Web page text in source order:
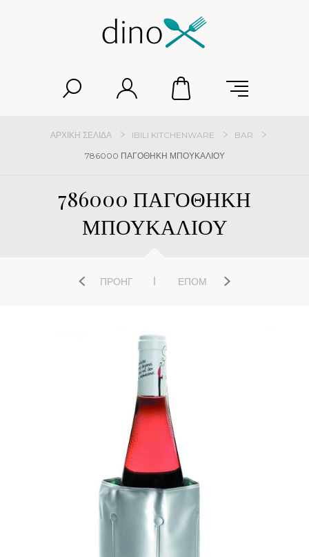
ΑΡΧΙΚΉ ΣΕΛΊΔΑ IBILI KITCHENWARE
BAR
786000 ΠΑΓΟΘΗΚΗ ΜΠΟΥΚΑΛΙΟΥ
786000 ΠΑΓΟΘΗΚΗ
ΜΠΟΥΚΑΛΙΟΥ
ΠΡΟΗΓ ΕΠΌΜ